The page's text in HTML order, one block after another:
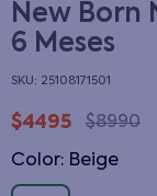
New Born
6 Meses
: 25108171501
$4495 $8990
Color: beige